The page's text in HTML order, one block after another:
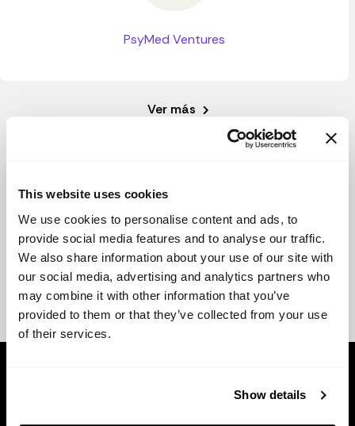
This website uses cookies
We use cookies to personalise content and ads, to
provide social media features and to analyse our traffic.
We also share information about your use of our site with
our social media, advertising and analytics partners who
may combine it with other information that you’ve
provided to them or that they’ve collected from your use
of their services.
Show details
PsyMed Ventures
Ver más